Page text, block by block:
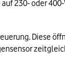
230- oder
Diese